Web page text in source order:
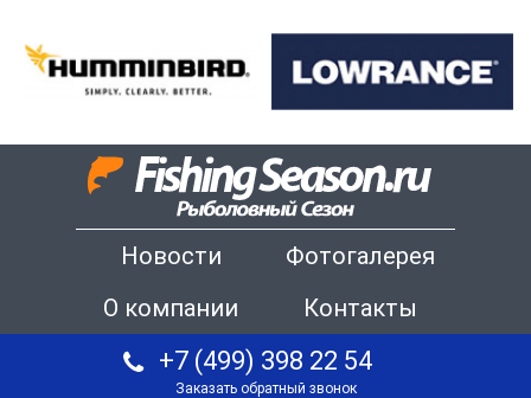
Новости
Фотогалерея
О компании
Контакты
+7 (499) 398 22 54
Заказать обратный звонок